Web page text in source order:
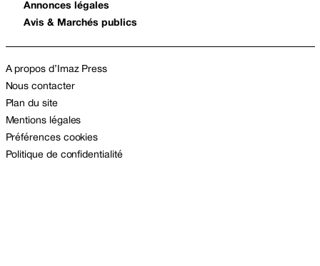
Annonces légales
Avis & Marchés publics
A propos d’Imaz Press
Nous contacter
Plan du site
Mentions légales
Préférences cookies
Politique de confidentialité